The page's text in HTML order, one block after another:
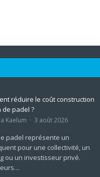
réduire le coût construction
de padel ?
Kaelum 3 août 2026
padel représente un
pour une collectivité, un
ou un investisseur privé.